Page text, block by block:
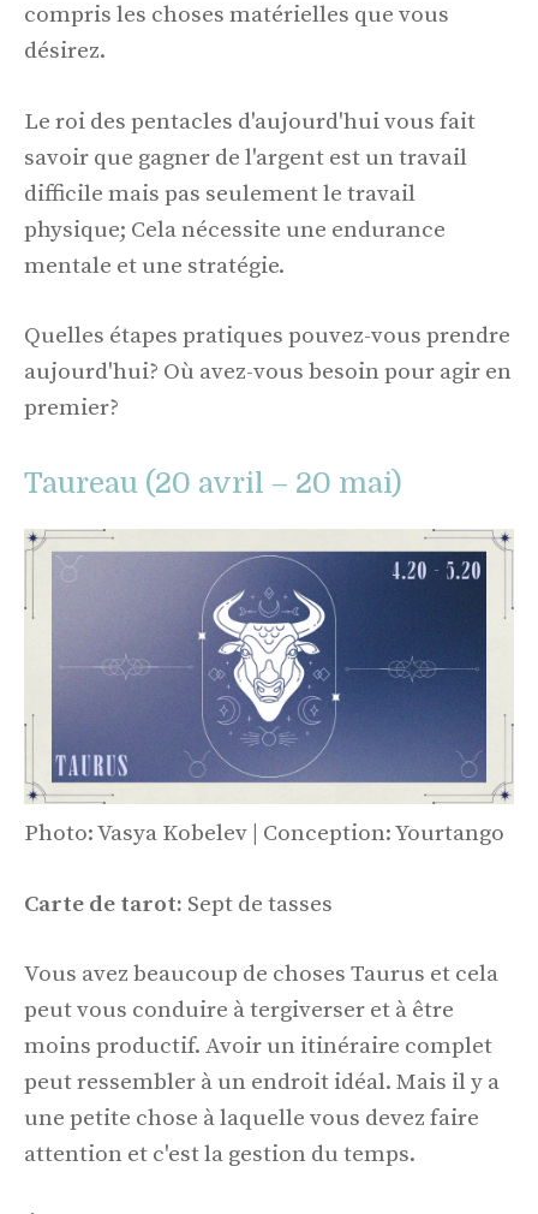
compris les choses matérielles que vous
désirez.
Le roi des pentacles d'aujourd'hui vous fait
savoir que gagner de l'argent est un travail
difficile mais pas seulement le travail
physique; Cela nécessite une endurance
mentale et une stratégie.
Quelles étapes pratiques pouvez-vous prendre
aujourd'hui? Où avez-vous besoin pour agir en
premier?
Taureau (20 avril – 20 mai)
Photo: Vasya Kobelev | Conception: Yourtango
Carte de tarot: Sept de tasses
Vous avez beaucoup de choses Taurus et cela
peut vous conduire à tergiverser et à être
moins productif. Avoir un itinéraire complet
peut ressembler à un endroit idéal. Mais il y a
une petite chose à laquelle vous devez faire
attention et c'est la gestion du temps.